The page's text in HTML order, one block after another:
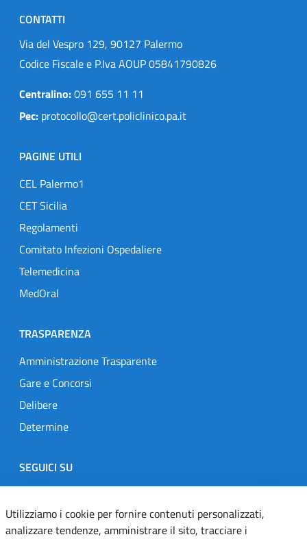
CONTATTI
Via del Vespro 129, 90127 Palermo
Codice Fiscale e P.Iva AOUP 05841790826
Centralino:091 655 11 11
Pec: protocollo@cert.policlinico.pa.it
PAGINE UTILI
CEL Palermo1
CET Sicilia
Regolamenti
Comitato Infezioni Ospedaliere
Telemedicina
MedOral
TRASPARENZA
Amministrazione Trasparente
Gare e Concorsi
Delibere
Determine
SEGUICI SU
Designers Italia
TwitterInstagramYoutubeLinkedin
Utilizziamo i cookie per fornire contenuti personalizzati,
analizzare tendenze, amministrare il sito, tracciare i